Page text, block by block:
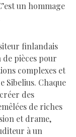
un hommage
finlandais
de pièces pour
complexes et
Sibelius. Chaque
des
de riches
et drame,
à un